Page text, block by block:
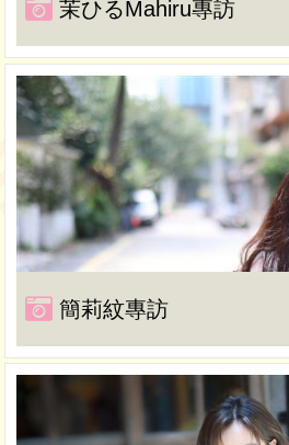
茉ひるMahiru專訪
簡莉紋專訪